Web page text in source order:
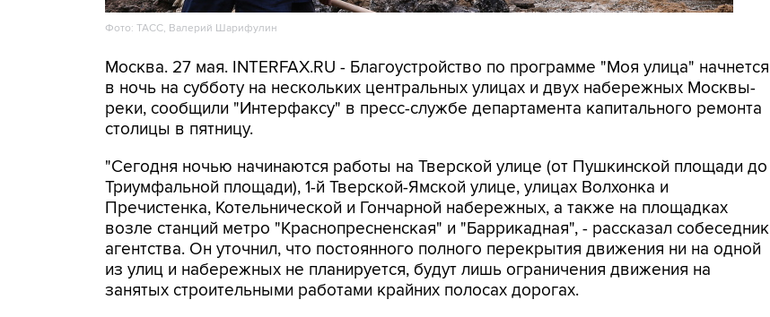
Фото: ТАСС, Валерий Шарифулин
Москва. 27 мая. INTERFAX.RU - Благоустройство по программе "Моя улица" начнется
в ночь на субботу на нескольких центральных улицах и двух набережных Москвы-
реки, сообщили "Интерфаксу" в пресс-службе департамента капитального ремонта
столицы в пятницу.
"Сегодня ночью начинаются работы на Тверской улице (от Пушкинской площади до
Триумфальной площади), 1-й Тверской-Ямской улице, улицах Волхонка и
Пречистенка, Котельнической и Гончарной набережных, а также на площадках
возле станций метро "Краснопресненская" и "Баррикадная", - рассказал собеседник
агентства. Он уточнил, что постоянного полного перекрытия движения ни на одной
из улиц и набережных не планируется, будут лишь ограничения движения на
занятых строительными работами крайних полосах дорогах.